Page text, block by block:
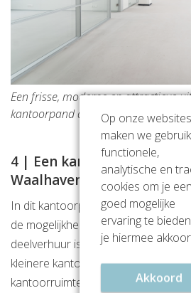
Een frisse, moderne en attractieve
kantoorpand aan de Waalhaven
4 | Een kantoorruimte op
Waalhaven Zuidzijde 10
In dit kantoorpand aan de
de mogelijkheid om kantoorruimte
deelverhuur is mogelijk vanaf 566
kleinere kantoorruimte is het
kantoorruimte te huren. Het
Op onze websites
maken we
functionele,
analytische en
cookies om je
goed mogelijke
ervaring te
je hiermee
Akkoord